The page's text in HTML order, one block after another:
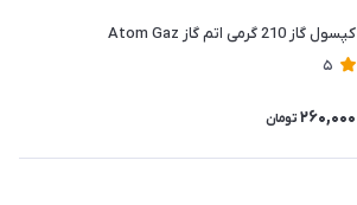
کپسول گاز 210 گرمی اتم گاز Atom Gaz
5
260,000 تومان